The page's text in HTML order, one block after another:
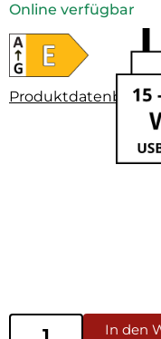
Online verfügbar
Produktdatenblatt
In den